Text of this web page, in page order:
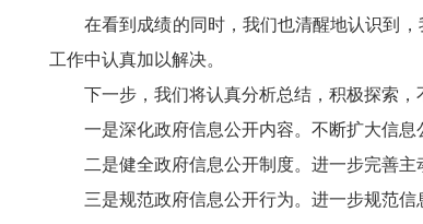
在看到成绩的同时，我们也清醒地认识到，
工作中认真加以解决。
下一步，我们将认真分析总结，积极探索，
一是深化政府信息公开内容。不断扩大信息
二是健全政府信息公开制度。进一步完善主
三是规范政府信息公开行为。进一步规范信